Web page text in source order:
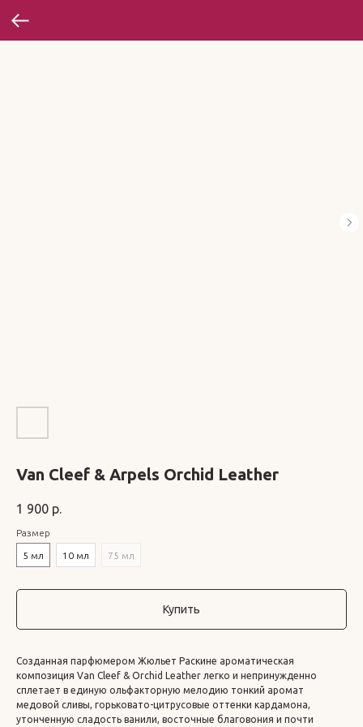
Van Cleef & Arpels Orchid Leather
1 900 р.
Размер
5 мл 10 мл 75 мл
Купить
Созданная парфюмером Жюльет Раскине ароматическая
композиция Van Cleef & Orchid Leather легко и непринужденно
сплетает в единую ольфакторную мелодию тонкий аромат
медовой сливы, горьковато-цитрусовые оттенки кардамона,
утонченную сладость ванили, восточные благовония и почти